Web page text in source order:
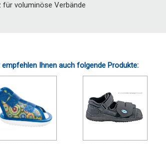
für voluminöse Verbände
empfehlen Ihnen auch folgende Produkte: